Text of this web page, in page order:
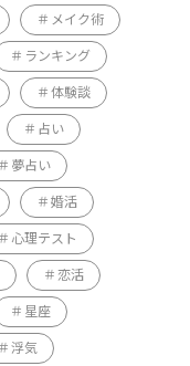
メイク術
ランキング
体験談
占い
夢占い
婚活
心理テスト
恋活
星座
浮気